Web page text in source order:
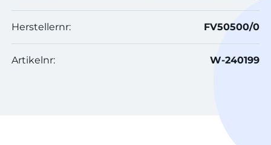
Herstellernr: FV50500/0
Artikelnr: W-240199